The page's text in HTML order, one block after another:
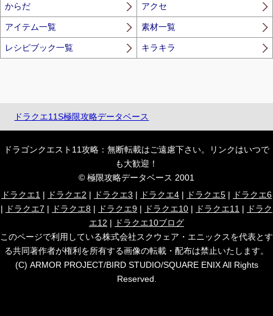
からだ アクセ
アイテム一覧 素材一覧
レシピブック一覧 キラキラ
ドラクエ11S極限攻略データベース
ドラゴンクエスト11攻略：無断転載はご遠慮下さい。リンクはいつで
も大歓迎！
© 極限攻略データベース 2001
ドラクエ1 | ドラクエ2 | ドラクエ3 | ドラクエ4 | ドラクエ5 |
ドラクエ6
|
ドラクエ7 | ドラクエ8 | ドラクエ9 | ドラクエ10 | ドラクエ11 |
ドラク
エ12 |
ドラクエ10ブログ
このページで利用している株式会社スクウェア・エニックスを代表とす
る共同著作者が権利を所有する画像の転載・配布は禁止いたします。
(C) ARMOR PROJECT/BIRD STUDIO/SQUARE ENIX All Rights
Reserved.